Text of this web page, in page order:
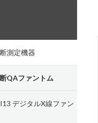
測定機器
QAファントム
デジタルX線ファン